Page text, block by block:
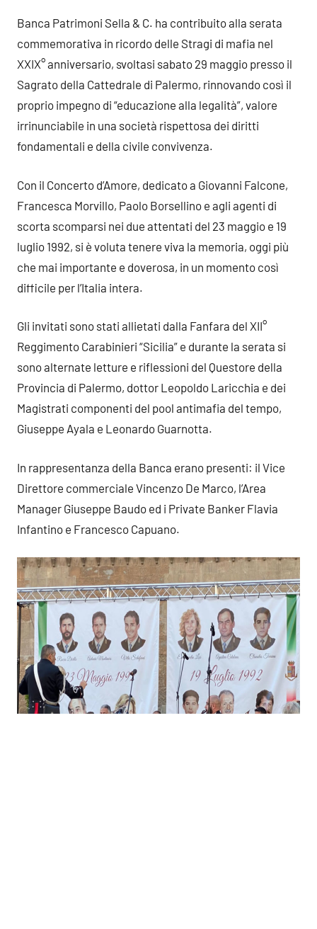
Banca Patrimoni Sella & C. ha contribuito alla serata
commemorativa in ricordo delle Stragi di mafia nel
XXIX° anniversario, svoltasi sabato 29 maggio presso il
Sagrato della Cattedrale di Palermo, rinnovando così il
proprio impegno di “educazione alla legalità”, valore
irrinunciabile in una società rispettosa dei diritti
fondamentali e della civile convivenza.
Con il Concerto d’Amore, dedicato a Giovanni Falcone,
Francesca Morvillo, Paolo Borsellino e agli agenti di
scorta scomparsi nei due attentati del 23 maggio e 19
luglio 1992, si è voluta tenere viva la memoria, oggi più
che mai importante e doverosa, in un momento così
difficile per l’Italia intera.
Gli invitati sono stati allietati dalla Fanfara del XII°
Reggimento Carabinieri “Sicilia” e durante la serata si
sono alternate letture e riflessioni del Questore della
Provincia di Palermo, dottor Leopoldo Laricchia e dei
Magistrati componenti del pool antimafia del tempo,
Giuseppe Ayala e Leonardo Guarnotta.
In rappresentanza della Banca erano presenti: il Vice
Direttore commerciale Vincenzo De Marco, l’Area
Manager Giuseppe Baudo ed i Private Banker Flavia
Infantino e Francesco Capuano.